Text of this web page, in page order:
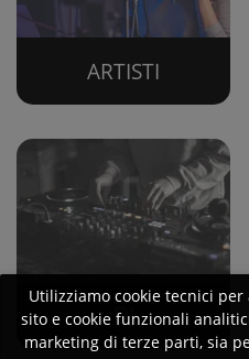
ARTISTI
DJ
Utilizziamo cookie tecnici
sito e cookie funzionali
marketing di terze parti, sia